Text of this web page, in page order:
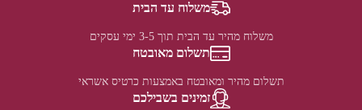
משלוח עד הבית
משלוח מהיר עד הבית תוך 3-5 ימי עסקים
תשלום מאובטח
תשלום מהיר ומאובטח באמצעות כרטיס אשראי
זמינים בשבילכם